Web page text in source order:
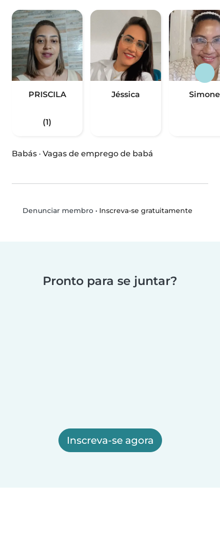
PRISCILA
(1)
Jéssica Simone
Babás · Vagas de emprego de babá
Denunciar membro• Inscreva-se gratuitamente
Pronto para se juntar?
Inscreva-se agora